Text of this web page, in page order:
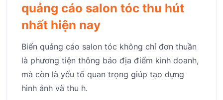
quảng cáo salon tóc thu hút
nhất hiện nay
Biển quảng cáo salon tóc không chỉ đơn thuần
là phương tiện thông báo địa điểm kinh doanh,
mà còn là yếu tố quan trọng giúp tạo dựng
hình ảnh và thu h.